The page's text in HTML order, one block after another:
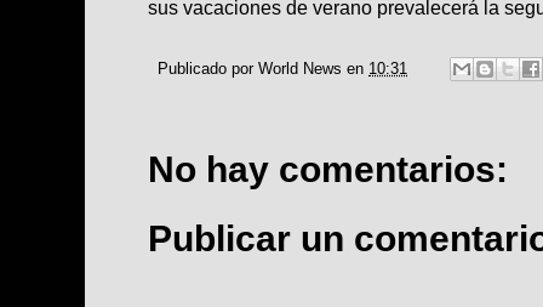
sus vacaciones de verano prevalecerá la
Publicado por World News en 10:31
No hay comentarios:
Publicar un